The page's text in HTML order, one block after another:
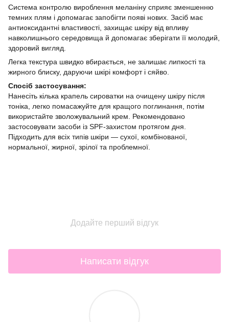
Система контролю вироблення меланіну сприяє зменшенню
темних плям і допомагає запобігти появі нових. Засіб має
антиоксидантні властивості, захищає шкіру від впливу
навколишнього середовища й допомагає зберігати її молодий,
здоровий вигляд.
Легка текстура швидко вбирається, не залишає липкості та
жирного блиску, даруючи шкірі комфорт і сяйво.
Спосіб застосування:
Нанесіть кілька крапель сироватки на очищену шкіру після
тоніка, легко помасажуйте для кращого поглинання, потім
використайте зволожувальний крем. Рекомендовано
застосовувати засоби із SPF-захистом протягом дня.
Підходить для всіх типів шкіри — сухої, комбінованої,
нормальної, жирної, зрілої та проблемної.
Додайте перший відгук
Написати відгук